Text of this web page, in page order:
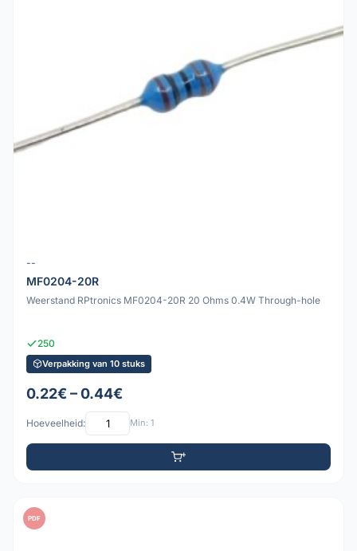
--
MF0204-20R
Weerstand RPtronics MF0204-20R 20 Ohms 0.4W Through-hole
250
Verpakking van 10 stuks
0.22€ – 0.44€
Hoeveelheid: Min: 1
PDF